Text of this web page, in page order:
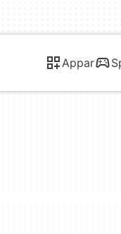
Appar